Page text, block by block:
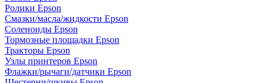
Ролики Epson
Смазки/масла/жидкости Epson
Соленоиды Epson
Тормозные площадки Epson
Тракторы Epson
Узлы принтеров Epson
Флажки/рычаги/датчики Epson